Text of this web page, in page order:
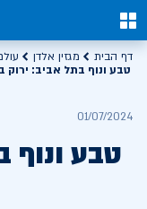
0
דף הבית מגזין אלדן
טבע ונוף בתל אביב: ירוק
01/07/2024
טבע ונוף